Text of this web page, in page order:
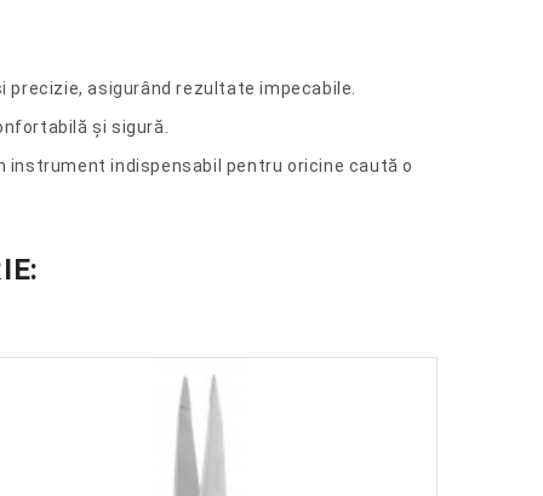
asigurând rezultate impecabile.
și sigură.
instrument indispensabil pentru oricine caută o